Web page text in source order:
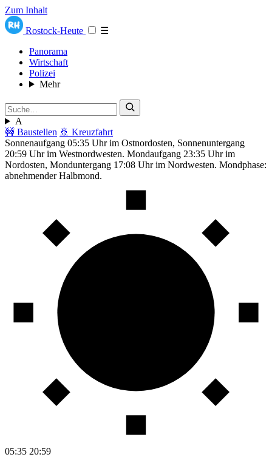
Zum Inhalt
Rostock-Heute
☰
Panorama
Wirtschaft
Polizei
Mehr
A
🚧 Baustellen 🚢 Kreuzfahrt
Sonnenaufgang 05:35 Uhr im Ostnordosten, Sonnenuntergang
20:59 Uhr im Westnordwesten. Mondaufgang 23:35 Uhr im
Nordosten, Monduntergang 17:08 Uhr im Nordwesten. Mondphase:
abnehmender Halbmond.
05:35 20:59